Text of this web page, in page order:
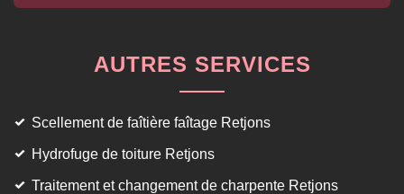
AUTRES SERVICES
Scellement de faîtière faîtage Retjons
Hydrofuge de toiture Retjons
Traitement et changement de charpente Retjons